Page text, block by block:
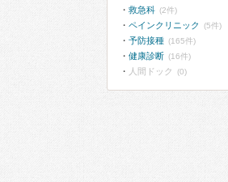
救急科 (2件)
ペインクリニック (5件)
予防接種 (165件)
健康診断 (16件)
人間ドック (0)